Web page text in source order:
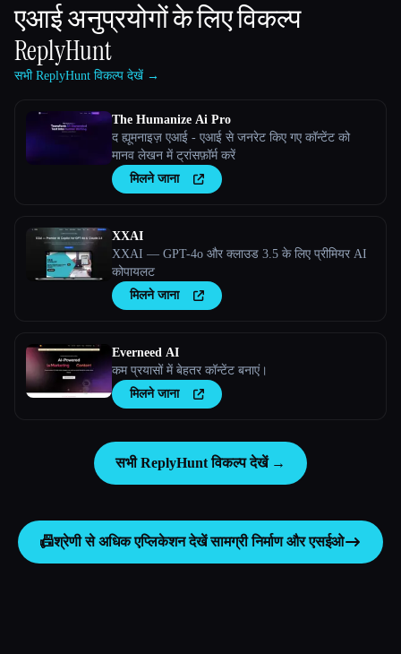
एआई अनुप्रयोगों के लिए विकल्प
ReplyHunt
सभी ReplyHunt विकल्प देखें →
The Humanize Ai Pro
द ह्यूमनाइज़ एआई - एआई से जनरेट किए गए कॉन्टेंट को
मानव लेखन में ट्रांसफ़ॉर्म करें
मिलने जाना
XXAI
XXAI — GPT-4o और क्लाउड 3.5 के लिए प्रीमियर AI
कोपायलट
मिलने जाना
Everneed AI
कम प्रयासों में बेहतर कॉन्टेंट बनाएं।
मिलने जाना
सभी ReplyHunt विकल्प देखें →
📠श्रेणी से अधिक एप्लिकेशन देखेंसामग्री निर्माण और एसईओ